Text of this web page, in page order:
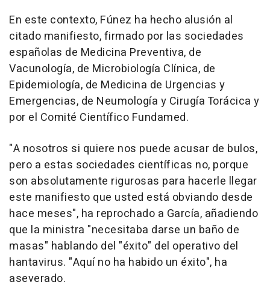
En este contexto, Fúnez ha hecho alusión al
citado manifiesto, firmado por las sociedades
españolas de Medicina Preventiva, de
Vacunología, de Microbiología Clínica, de
Epidemiología, de Medicina de Urgencias y
Emergencias, de Neumología y Cirugía Torácica y
por el Comité Científico Fundamed.
"A nosotros si quiere nos puede acusar de bulos,
pero a estas sociedades científicas no, porque
son absolutamente rigurosas para hacerle llegar
este manifiesto que usted está obviando desde
hace meses", ha reprochado a García, añadiendo
que la ministra "necesitaba darse un baño de
masas" hablando del "éxito" del operativo del
hantavirus. "Aquí no ha habido un éxito", ha
aseverado.